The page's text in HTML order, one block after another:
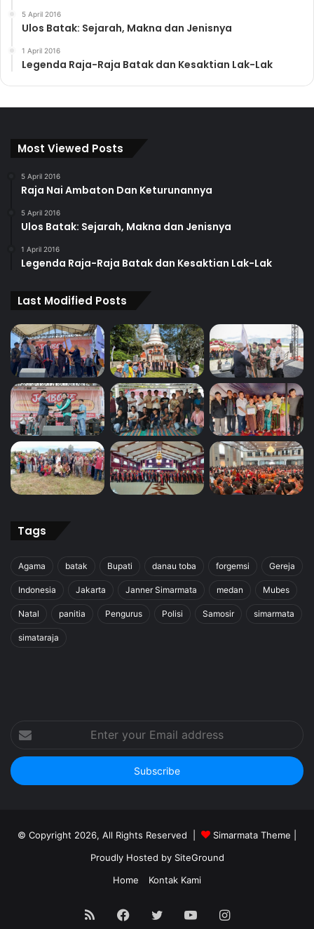
5 April 2016
Ulos Batak: Sejarah, Makna dan Jenisnya
1 April 2016
Legenda Raja-Raja Batak dan Kesaktian Lak-Lak
Most Viewed Posts
5 April 2016
Raja Nai Ambaton Dan Keturunannya
5 April 2016
Ulos Batak: Sejarah, Makna dan Jenisnya
1 April 2016
Legenda Raja-Raja Batak dan Kesaktian Lak-Lak
Last Modified Posts
Tags
Agama batak Bupati danau toba forgemsi Gereja
Indonesia Jakarta Janner Simarmata medan Mubes
Natal panitia Pengurus Polisi Samosir simarmata
simataraja
your
Email
address
© Copyright 2026, All Rights Reserved | Simarmata Theme
Proudly Hosted by SiteGround
Home
Kontak Kami
RSS Facebook
Twitter YouTubeInstagram